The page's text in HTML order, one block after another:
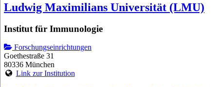
Ludwig Maximilians Universität (LMU)
Institut für Immunologie
Forschungseinrichtungen
Goethestraße 31
80336 München
Link zur Institution